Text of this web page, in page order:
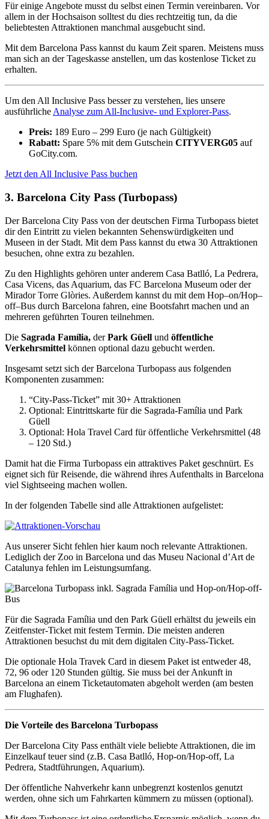
Für einige Angebote musst du selbst einen Termin vereinbaren. Vor
allem in der Hochsaison solltest du dies rechtzeitig tun, da die
beliebtesten Attraktionen manchmal ausgebucht sind.
Mit dem Barcelona Pass kannst du kaum Zeit sparen. Meistens muss
man sich an der Tageskasse anstellen, um das kostenlose Ticket zu
erhalten.
Um den All Inclusive Pass besser zu verstehen, lies unsere
ausführliche Analyse zum All-Inclusive- und Explorer-Pass.
Preis: 189 Euro – 299 Euro (je nach Gültigkeit)
Rabatt: Spare 5% mit dem Gutschein CITYVERG05 auf
GoCity.com.
Jetzt den All Inclusive Pass buchen
3. Barcelona City Pass (Turbopass)
DerBarcelona City Pass von der deutschen Firma Turbopass bietet
dirden Eintritt zu vielen bekannten Sehenswürdigkeiten und
Museen in derStadt. Mit dem Pass kannst du etwa 30 Attraktionen
besuchen, ohne extra zu bezahlen.
Zu den Highlights gehören unteranderem Casa Batlló, La Pedrera,
Casa Vicens, das Aquarium, das FC Barcelona Museum oderder
MiradorTorre Glòries. Außerdem kannst du mit dem Hop–on/Hop–
off–Bus durch Barcelona fahren, eine Bootsfahrt machen und an
mehreren geführten Touren teilnehmen.
Die Sagrada Família, derPark Güell und öffentliche
Verkehrsmittel können optional dazu gebucht werden.
Insgesamt setzt sich der Barcelona Turbopass aus folgenden
Komponenten zusammen:
“City-Pass-Ticket” mit 30+ Attraktionen
Optional: Eintrittskarte für die Sagrada-Família und Park
Güell
Optional: Hola Travel Card für öffentliche Verkehrsmittel (48
– 120 Std.)
Damit hat die Firma Turbopass ein attraktives Paket geschnürt. Es
eignet sich für Reisende, die während ihres Aufenthalts in Barcelona
viel Sightseeing machen wollen.
In der folgenden Tabelle sind alle Attraktionen aufgelistet:
Aus unserer Sicht fehlen hier kaum noch relevante Attraktionen.
Lediglich der Zoo in Barcelona und das Museu Nacional d’Art de
Catalunya fehlen im Leistungsumfang.
Für die Sagrada Família und den Park Güell erhältst du jeweils ein
Zeitfenster-Ticket mit festem Termin. Die meisten anderen
Attraktionen besuchst du mit dem digitalen City-Pass-Ticket.
Die optionale Hola Travek Card in diesem Paket ist entweder 48,
72, 96 oder 120 Stunden gültig. Sie muss bei der Ankunft in
Barcelona an einem Ticketautomaten abgeholt werden (am besten
am Flughafen).
Die Vorteile des Barcelona Turbopass
Der Barcelona City Pass enthält viele beliebte Attraktionen, die im
Einzelkauf teuer sind (z.B. Casa Batlló, Hop-on/Hop-off, La
Pedrera, Stadtführungen, Aquarium).
Der öffentliche Nahverkehr kann unbegrenzt kostenlos genutzt
werden, ohne sich um Fahrkarten kümmern zu müssen (optional).